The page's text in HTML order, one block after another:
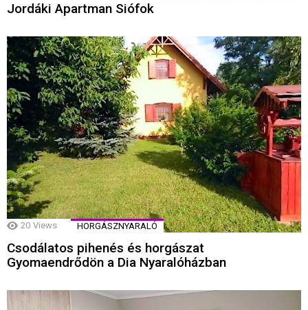
Jordáki Apartman Siófok
20 Views HORGÁSZNYARALÓ
Csodálatos pihenés és horgászat
Gyomaendrődön a Dia Nyaralóházban